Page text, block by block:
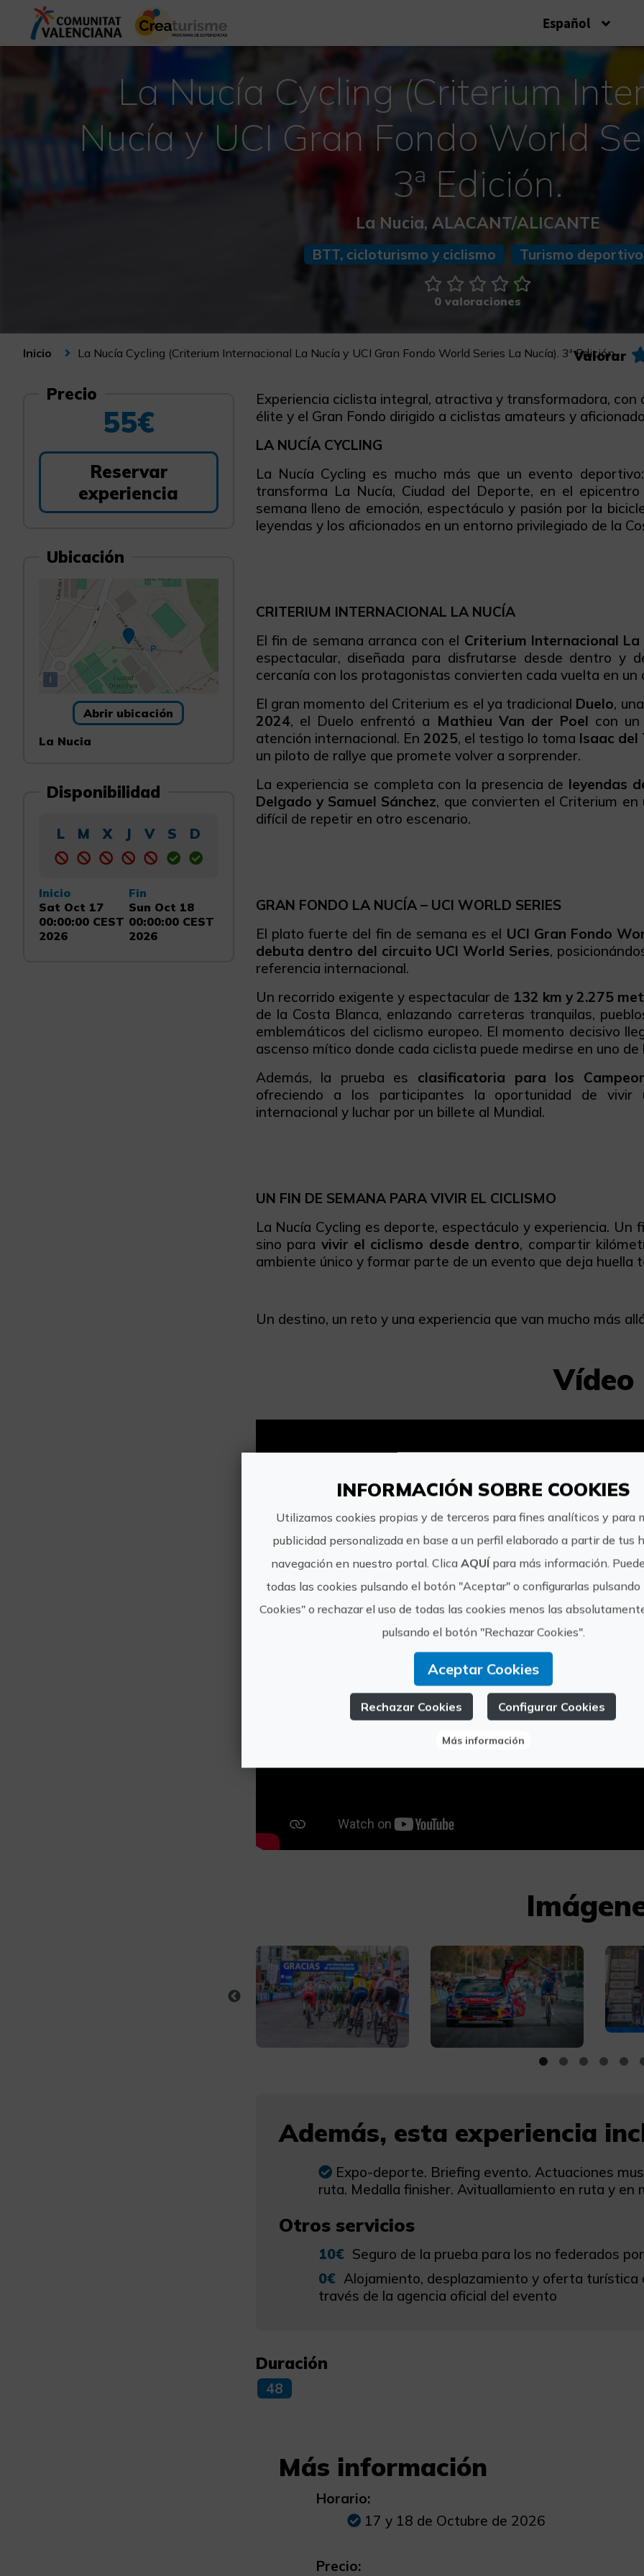
Español
La Nucía Cycling (Criterium
Nucía y UCI Gran Fondo World
3ª Edición.
La Nucia, ALACANT/ALICANTE
BTT, cicloturismo y ciclismo Turismo deportivo
0 valoraciones
Valorar
Inicio La Nucía Cycling (Criterium Internacional La Nucía y UCI Gran Fondo World Series La Nucía). 3ª Edición.
Precio
55€
Reservar
experiencia
Ubicación
i
Abrir ubicación
La Nucia
Disponibilidad
L M X J V S D
Inicio
Sat Oct 17
00:00:00 CEST
2026
Fin
Sun Oct 18
00:00:00 CEST
2026
Experiencia ciclista integral, atractiva y transformadora, con
élite y el Gran Fondo dirigido a ciclistas amateurs y
LA NUCÍA CYCLING
La Nucía Cycling es mucho más que un evento
transforma La Nucía, Ciudad del Deporte, en el
semana lleno de emoción, espectáculo y pasión por la
leyendas y los aficionados en un entorno privilegiado de la
CRITERIUM INTERNACIONAL LA NUCÍA
El fin de semana arranca con el Criterium Internacional La
espectacular, diseñada para disfrutarse desde dentro y
cercanía con los protagonistas convierten cada vuelta en
El gran momento del Criterium es el ya tradicional Duelo,
2024, el Duelo enfrentó a Mathieu Van der Poel con
atención internacional. En 2025, el testigo lo toma Isaac del
un piloto de rallye que promete volver a sorprender.
La experiencia se completa con la presencia de leyendas
Delgado y Samuel Sánchez, que convierten el Criterium
difícil de repetir en otro escenario.
GRAN FONDO LA NUCÍA – UCI WORLD SERIES
El plato fuerte del fin de semana es el UCI Gran Fondo
debuta dentro del circuito UCI World Series,
referencia internacional.
Un recorrido exigente y espectacular de 132 km y 2.275
de la Costa Blanca, enlazando carreteras tranquilas,
emblemáticos del ciclismo europeo. El momento decisivo
ascenso mítico donde cada ciclista puede medirse en uno
Además, la prueba es clasificatoria para los
ofreciendo a los participantes la oportunidad de vivir
internacional y luchar por un billete al Mundial.
UN FIN DE SEMANA PARA VIVIR EL CICLISMO
La Nucía Cycling es deporte, espectáculo y experiencia.
sino para vivir el ciclismo desde dentro, compartir
ambiente único y formar parte de un evento que deja
Un destino, un reto y una experiencia que van mucho más
Vídeo
Además, esta experiencia
Expo-deporte. Briefing evento. Actuaciones
ruta. Medalla finisher. Avituallamiento en ruta y en
Otros servicios
10€ Seguro de la prueba para los no federados
0€ Alojamiento, desplazamiento y oferta turística
través de la agencia oficial del evento
Duración
48
Más información
Horario:
17 y 18 de Octubre de 2026
Precio:
INFORMACIÓN SOBRE COOKIES
Utilizamos cookies propias y de terceros para fines analíticos y para
publicidad personalizada en base a un perfil elaborado a partir de tus
navegación en nuestro portal. Clica AQUÍ para más información.
todas las cookies pulsando el botón "Aceptar" o configurarlas pulsando
Cookies" o rechazar el uso de todas las cookies menos las
pulsando el botón "Rechazar Cookies".
Aceptar Cookies
Rechazar Cookies Configurar Cookies
Más información